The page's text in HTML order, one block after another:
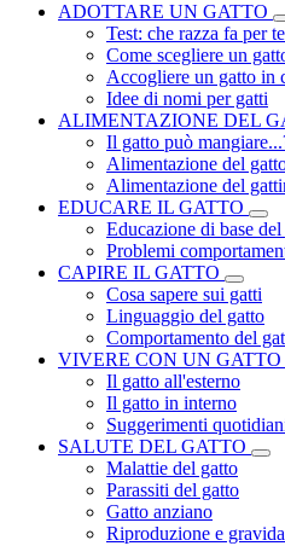
ADOTTARE UN GATTO
Test: che razza fa per
Come scegliere un
Accogliere un gatto in
Idee di nomi per gatti
ALIMENTAZIONE DEL
Il gatto può
Alimentazione del
Alimentazione del
EDUCARE IL GATTO
Educazione di base
Problemi
CAPIRE IL GATTO
Cosa sapere sui gatti
Linguaggio del gatto
Comportamento del
VIVERE CON UN GATTO
Il gatto all'esterno
Il gatto in interno
Suggerimenti
SALUTE DEL GATTO
Malattie del gatto
Parassiti del gatto
Gatto anziano
Riproduzione e